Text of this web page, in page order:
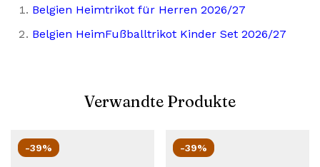
Belgien Heimtrikot für Herren 2026/27
Belgien HeimFußballtrikot Kinder Set 2026/27
Verwandte Produkte
-39% -39%